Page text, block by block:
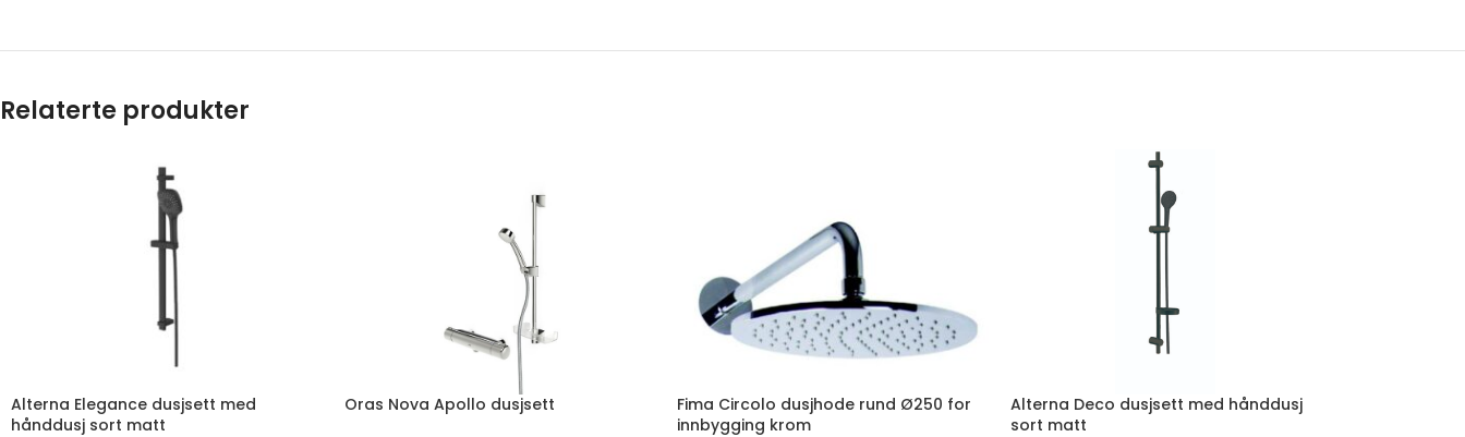
Relaterte produkter
Alterna Elegance dusjsett med
hånddusj sort matt
Oras Nova Apollo dusjsett
Fima Circolo dusjhode rund Ø250 for
innbygging krom
Alterna Deco dusjsett med hånddusj
sort matt